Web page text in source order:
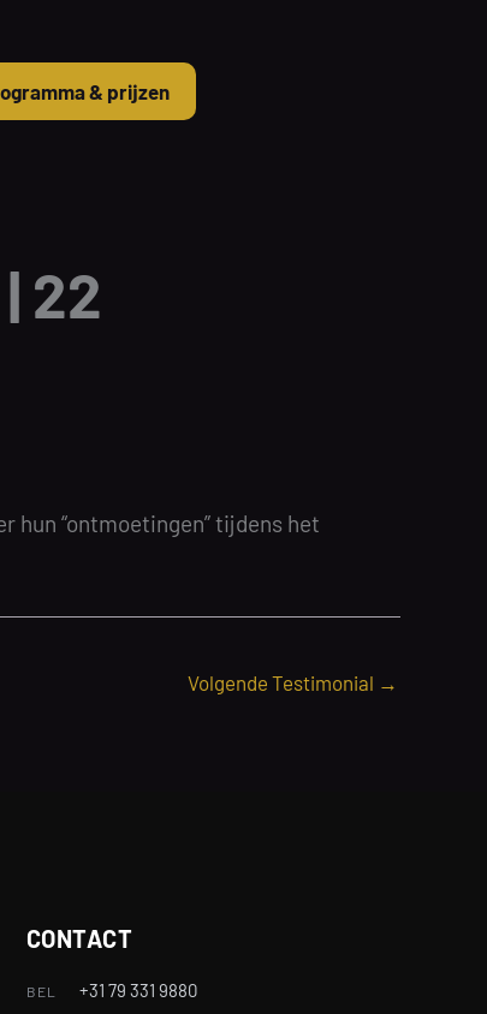
& prijzen
22
hun “ontmoetingen” tijdens het
Volgende Testimonial →
CONTACT
BEL +31 79 331 9880